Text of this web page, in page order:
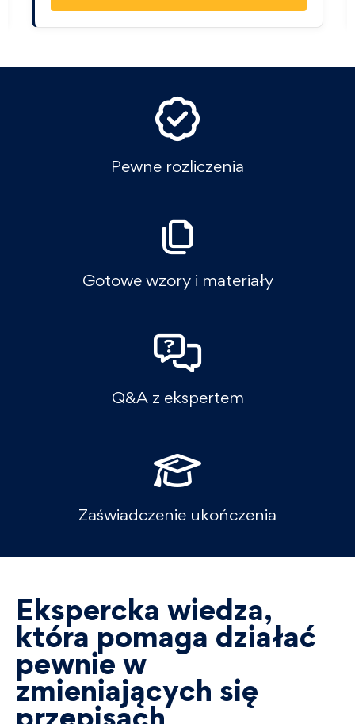
Pewne rozliczenia
Gotowe wzory i materiały
Q&A z ekspertem
Zaświadczenie ukończenia
Ekspercka wiedza,
która pomaga działać
pewnie w
zmieniających się